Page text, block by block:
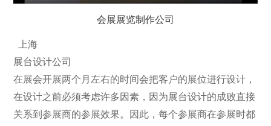
会展展览制作公司
上海
展台设计公司
在展会开展两个月左右的时间会把客户的展位进行设计，
在设计之前必须考虑许多因素，因为展台设计的成败直接
关系到参展商的参展效果。因此，每个参展商在参展时都